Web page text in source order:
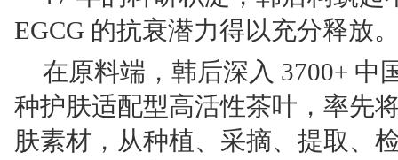
EGCG 的抗衰潜力得以充分释放
在原料端，韩后深入 3700+ 中
种护肤适配型高活性茶叶，率先
肤素材，从种植、采摘、提取、